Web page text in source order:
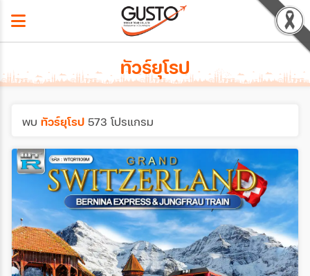
ทัวร์ยุโรป
พบ ทัวร์ยุโรป 573 โปรแกรม